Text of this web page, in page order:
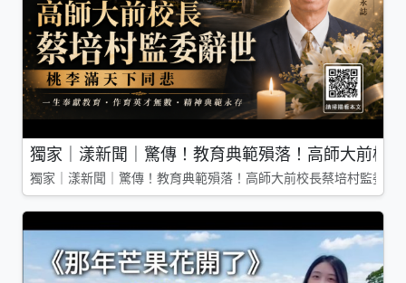
獨家｜漾新聞｜驚傳！教育典範殞落！高師大前校
獨家｜漾新聞｜驚傳！教育典範殞落！高師大前校長蔡培村監委